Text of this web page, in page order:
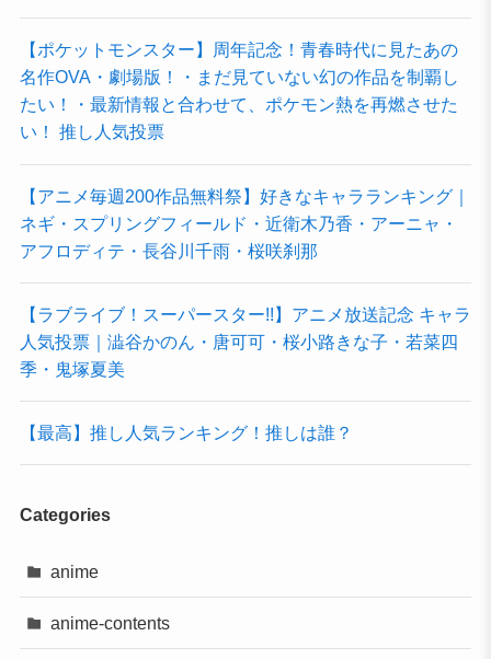
【ポケットモンスター】周年記念！青春時代に見たあの
名作OVA・劇場版！・まだ見ていない幻の作品を制覇し
たい！・最新情報と合わせて、ポケモン熱を再燃させた
い！ 推し人気投票
【アニメ毎週200作品無料祭】好きなキャラランキング｜
ネギ・スプリングフィールド・近衛木乃香・アーニャ・
アフロディテ・長谷川千雨・桜咲刹那
【ラブライブ！スーパースター!!】アニメ放送記念 キャラ
人気投票｜澁谷かのん・唐可可・桜小路きな子・若菜四
季・鬼塚夏美
【最高】推し人気ランキング！推しは誰？
Categories
anime
anime-contents